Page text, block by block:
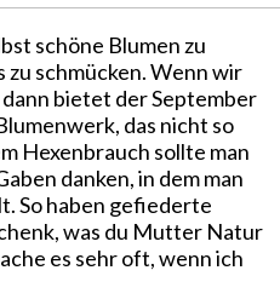
schöne Blumen zu
zu schmücken. Wenn wir
bietet der September
das nicht so
Hexenbrauch sollte man
danken, in dem man
So haben gefiederte
was du Mutter Natur
es sehr oft, wenn ich